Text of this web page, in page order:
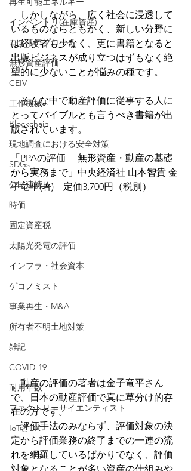
インベントリ(在庫資産)
コストアプローチ
無形資産評価
CEIV
工作機械
Blockchain
現地調査における安全対策
SDGs
公民連携
時価
固定資産税
太陽光発電の評価
インフラ・社会資本
ゲコノミスト
事業再生・M&A
所有者不明土地対策
雑記
COVID-19
耐用年数
ファクトリーサイエンティスト
IoTとDX
しかしながら、広く社会に浸透して
いるものならともかく、新しい分野に
は経験者も少なく、更に書籍となると
出版ビジネスが成り立つはずもなく絶
望的に少ないことが悩みの種です。
そんな中で動産評価に従事する人に
とってバイブルとも言うべき書籍が出
版されています。
「PPAの評価 —無形資産・動産の基礎
から実務まで」中央経済社 山本智貴 金
子竜平(著)　定価3,700円（税別）
動産の評価の著者は金子竜平さん
で、日本の動産評価で真に草分け的存
在の方です。
評価手法のみならず、評価対象の決
定から評価業務の終了までの一連の流
れを網羅しているばかりでなく、評価